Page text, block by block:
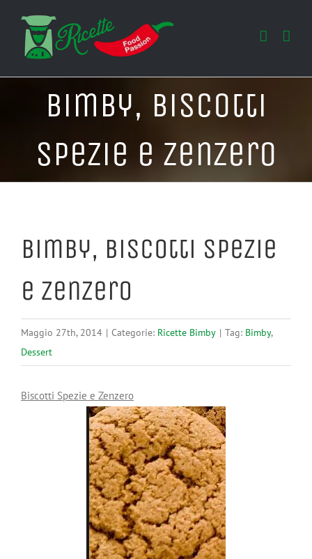
contenuto
Bimby, Biscotti
Spezie e Zenzero
Bimby, Biscotti Spezie
e Zenzero
Maggio 27th, 2014 | Categorie: Ricette Bimby | Tag: Bimby,
Dessert
Biscotti Spezie e Zenzero